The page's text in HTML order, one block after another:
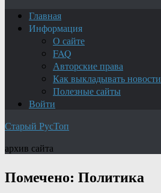
Главная
Информация
О сайте
FAQ
Авторские права
Как выкладывать новости
Полезные сайты
Войти
Старый РусТоп
архив сайта
Помечено: Политика